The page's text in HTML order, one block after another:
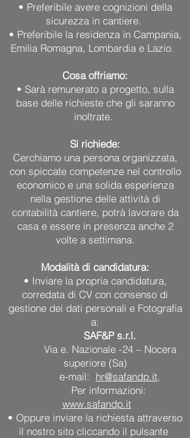
• Preferibile avere cognizioni della
sicurezza in cantiere.
• Preferibile la residenza in Campania,
Emilia Romagna, Lombardia e Lazio.
Cosa offriamo:
• Sarà remunerato a progetto, sulla
base delle richieste che gli saranno
inoltrate.
Si richiede:
Cerchiamo una persona organizzata,
con spiccate competenze nel controllo
economico e una solida esperienza
nella gestione delle attività di
contabilità cantiere, potrà lavorare da
casa e essere in presenza anche 2
volte a settimana.
Modalità di candidatura:
• Inviare la propria candidatura,
corredata di CV con consenso di
gestione dei dati personali e Fotografia
a:
SAF&P s.r.l.
Via e. Nazionale -24 – Nocera
superiore (Sa)
e-mail: hr@safandp.it,
Per informazioni:
www.safandp.it
• Oppure inviare la richiesta attraverso
il nostro sito cliccando il pulsante